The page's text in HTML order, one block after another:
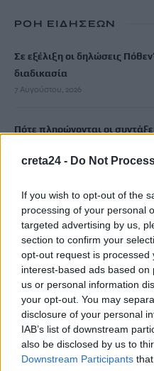
creta24 - Do Not
If you wish to opt-out of the
processing of your personal
targeted advertising by us,
section to confirm your
opt-out request is processed
interest-based ads based
us or personal information
your opt-out. You may
disclosure of your personal
IAB’s list of downstream
also be disclosed by us to
Downstream Participants
ΡΟΗ ΕΙΔΗΣΕΩΝ
Σε εξέλιξη οι δηλώσεις
διαδικασία
7 Αυγούστου, 2026
Πότε πληρώνονται οι
Κινηματογράφου Χανίων
7 Αυγούστου, 2026
Ισπανία: Απολιθώματα
Ευρωπαίοι ίσως ασκούσαν
7 Αυγούστου, 2026
Σοκαριστικές αποκαλύψεις
ανατινάξω τον Μέσι με
7 Αυγούστου, 2026